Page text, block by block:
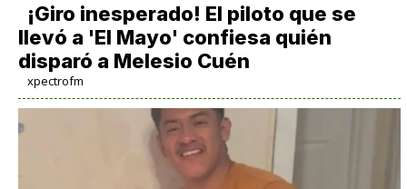
¡Giro inesperado! El piloto que se
llevó a 'El Mayo' confiesa quién
disparó a Melesio Cuén
xpectrofm